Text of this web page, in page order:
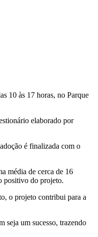
10 às 17 horas, no Parque
elaborado por
é finalizada com o
média de cerca de 16
positivo do projeto.
o projeto contribui para a
seja um sucesso, trazendo